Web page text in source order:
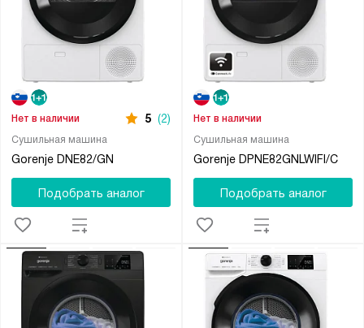
Сушильная машина
Gorenje DNE82/GN
Нет в наличии 5 (2)
Подобрать аналог
Сушильная машина
Gorenje DPNE82GNLWIFI/C
Нет в наличии
Подобрать аналог